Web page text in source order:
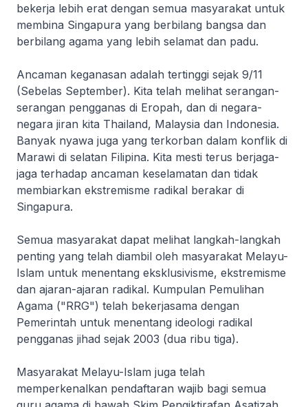
bekerja lebih erat dengan semua masyarakat untuk
membina Singapura yang berbilang bangsa dan
berbilang agama yang lebih selamat dan padu.
Ancaman keganasan adalah tertinggi sejak 9/11
(Sebelas September). Kita telah melihat serangan-
serangan pengganas di Eropah, dan di negara-
negara jiran kita Thailand, Malaysia dan Indonesia.
Banyak nyawa juga yang terkorban dalam konflik di
Marawi di selatan Filipina. Kita mesti terus berjaga-
jaga terhadap ancaman keselamatan dan tidak
membiarkan ekstremisme radikal berakar di
Singapura.
Semua masyarakat dapat melihat langkah-langkah
penting yang telah diambil oleh masyarakat Melayu-
Islam untuk menentang eksklusivisme, ekstremisme
dan ajaran-ajaran radikal. Kumpulan Pemulihan
Agama ("RRG") telah bekerjasama dengan
Pemerintah untuk menentang ideologi radikal
pengganas jihad sejak 2003 (dua ribu tiga).
Masyarakat Melayu-Islam juga telah
memperkenalkan pendaftaran wajib bagi semua